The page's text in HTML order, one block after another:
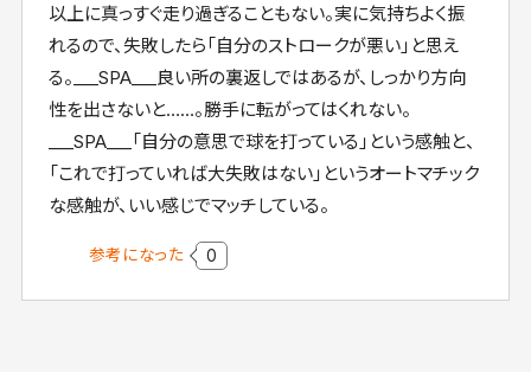
以上に真っすぐ走り過ぎることもない。実に気持ちよく振
れるので、失敗したら「自分のストロークが悪い」と思え
る。___SPA___良い所の裏返しではあるが、しっかり方向
性を出さないと……。勝手に転がってはくれない。
___SPA___「自分の意思で球を打っている」という感触と、
「これで打っていれば大失敗はない」というオートマチック
な感触が、いい感じでマッチしている。
参考になった 0